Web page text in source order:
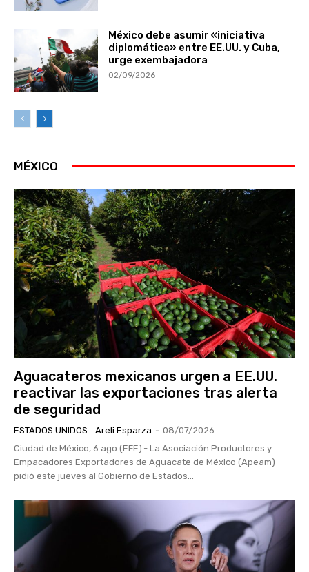
México debe asumir «iniciativa
diplomática» entre EE.UU. y Cuba,
urge exembajadora
02/09/2026
MÉXICO
Aguacateros mexicanos urgen a EE.UU.
reactivar las exportaciones tras alerta
de seguridad
ESTADOS UNIDOS Areli Esparza - 08/07/2026
Ciudad de México, 6 ago (EFE).- La Asociación Productores y
Empacadores Exportadores de Aguacate de México (Apeam)
pidió este jueves al Gobierno de Estados...